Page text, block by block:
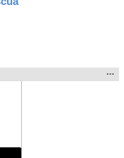
la
…